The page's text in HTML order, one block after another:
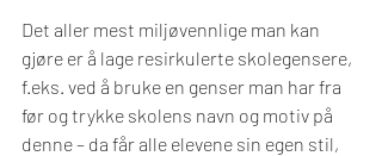
Det aller mest miljøvennlige man kan
gjøre er å lage resirkulerte skolegensere,
f.eks. ved å bruke en genser man har fra
før og trykke skolens navn og motiv på
denne – da får alle elevene sin egen stil,